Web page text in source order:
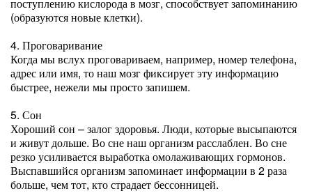
(образуются новые клетки).
4. Проговаривание
Когда мы вслух проговариваем, например, номер телефона,
адрес или имя, то наш мозг фиксирует эту информацию
быстрее, нежели мы просто запишем.
5. Сон
Хороший сон – залог здоровья. Люди, которые высыпаются
и живут дольше. Во сне наш организм расслаблен. Во сне
резко усиливается выработка омолаживающих гормонов.
Выспавшийся организм запоминает информации в 2 раза
больше, чем тот, кто страдает бессонницей.